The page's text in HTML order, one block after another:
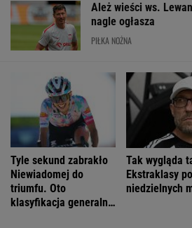
Ależ wieści ws.
nagle ogłasza
PIŁKA NOŻNA
Tyle sekund zabrakło
Niewiadomej do
triumfu. Oto
klasyfikacja generalna
Tak wygląda
Ekstraklasy po
niedzielnych